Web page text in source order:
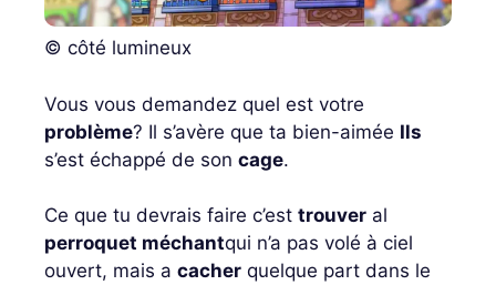
© côté lumineux
Vous vous demandez quel est votre
problème? Il s’avère que ta bien-aimée Ils
s’est échappé de son cage.
Ce que tu devrais faire c’est trouver al
perroquet méchantqui n’a pas volé à ciel
ouvert, mais a cacher quelque part dans le